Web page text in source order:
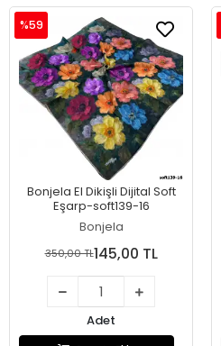
Bonjela El Dikişli Dijital Soft
Eşarp-soft139-16
Bonjela
%59
350,00 TL145,00 TL
Adet